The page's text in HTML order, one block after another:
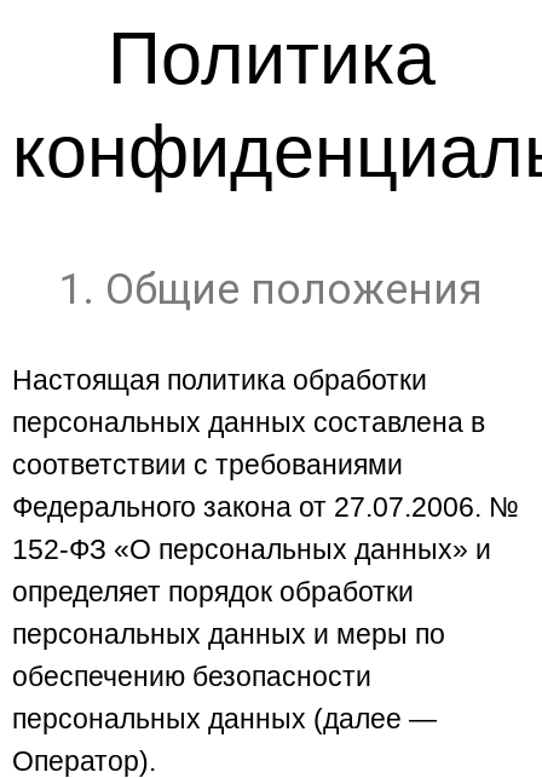
Политика
1. Общие положения
Настоящая политика обработки
персональных данных составлена в
соответствии с требованиями
Федерального закона от 27.07.2006. №
152-ФЗ «О персональных данных» и
определяет порядок обработки
персональных данных и меры по
обеспечению безопасности
персональных данных (далее —
Оператор).